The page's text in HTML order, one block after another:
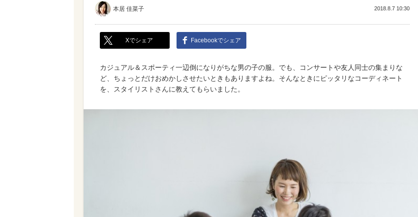
本居 佳菜子 2018.8.7 10:30
Xでシェア Facebookでシェア
カジュアル＆スポーティ一辺倒になりがちな男の子の服。でも、コンサートや友人同士の集まりな
ど、ちょっとだけおめかしさせたいときもありますよね。そんなときにピッタリなコーディネート
を、スタイリストさんに教えてもらいました。